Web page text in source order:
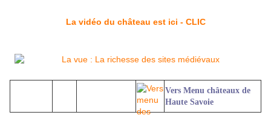
La vidéo du château est ici - CLIC
Vers Menu châteaux de
Haute Savoie